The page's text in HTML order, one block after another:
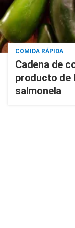
COMIDA RÁPIDA
Cadena de
producto de
salmonela